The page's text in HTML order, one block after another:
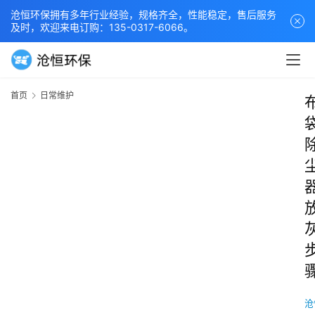
沧恒环保拥有多年行业经验，规格齐全，性能稳定，售后服务
及时，欢迎来电订购：135-0317-6066。
首页 日常维护